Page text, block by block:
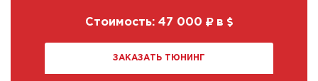
Стоимость: 47 000 в
ЗАКАЗАТЬ ТЮНИНГ